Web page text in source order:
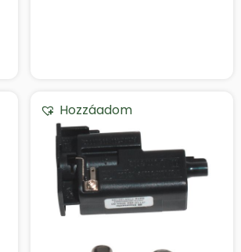
Hozzáadom